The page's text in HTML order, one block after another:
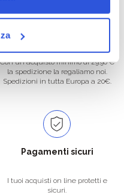
Spedizione gratuita
Con un acquisto minimo di 29.90 €
la spedizione la regaliamo noi.
Spedizioni in tutta Europa a 20€.
Pagamenti sicuri
I tuoi acquisti on line protetti e
sicuri.